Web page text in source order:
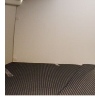
pubblicità e social
con altre informazioni
raccolto dal suo